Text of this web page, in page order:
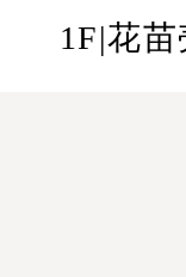
1F|花